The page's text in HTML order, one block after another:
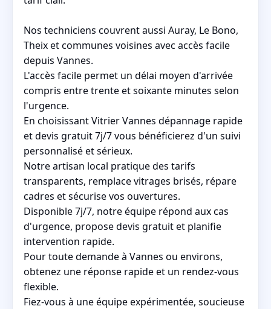
Nos techniciens couvrent aussi Auray, Le Bono,
Theix et communes voisines avec accès facile
depuis Vannes.
L'accès facile permet un délai moyen d'arrivée
compris entre trente et soixante minutes selon
l'urgence.
En choisissant Vitrier Vannes dépannage rapide
et devis gratuit 7j/7 vous bénéficierez d'un suivi
personnalisé et sérieux.
Notre artisan local pratique des tarifs
transparents, remplace vitrages brisés, répare
cadres et sécurise vos ouvertures.
Disponible 7j/7, notre équipe répond aux cas
d'urgence, propose devis gratuit et planifie
intervention rapide.
Pour toute demande à Vannes ou environs,
obtenez une réponse rapide et un rendez-vous
flexible.
Fiez-vous à une équipe expérimentée, soucieuse